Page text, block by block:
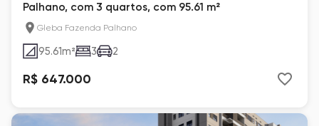
Palhano, com 3 quartos, com 95.61 m²
Gleba Fazenda Palhano
95.61m² 3 2
R$ 647.000